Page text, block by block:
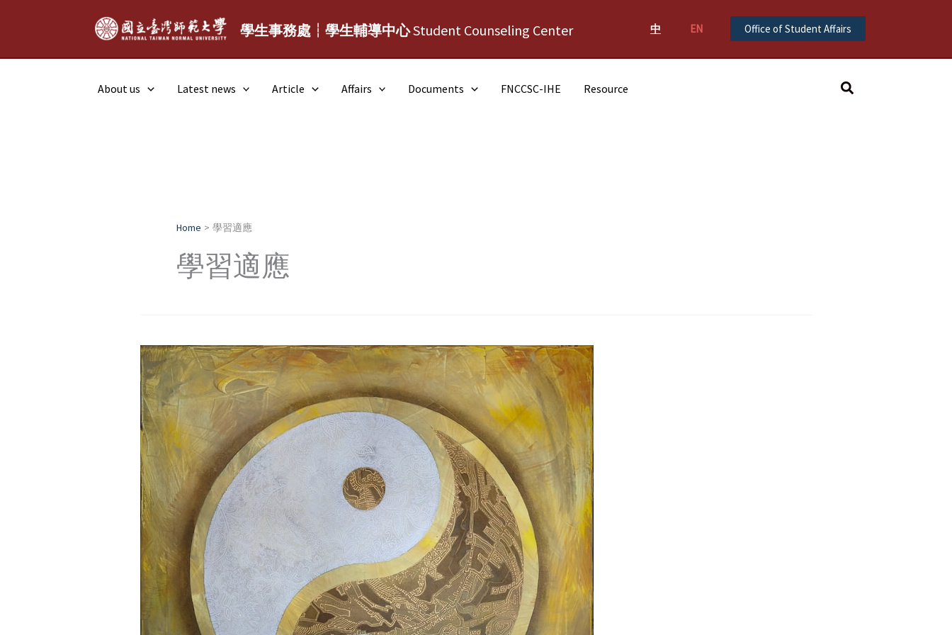
學生事務處┆學生輔導中心Student Counseling Center 中 EN Office of Student Affairs
About us Latest news Article Affairs Documents FNCCSC-IHE Resource Search
Home 學習適應
學習適應